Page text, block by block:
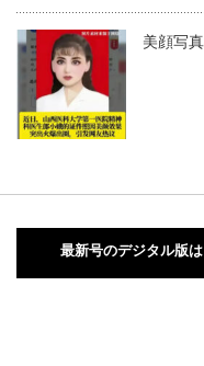
美顔写
最新号のデジタル版